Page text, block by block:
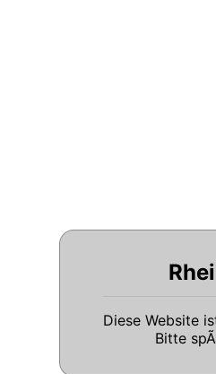
Diese Website
Bitte